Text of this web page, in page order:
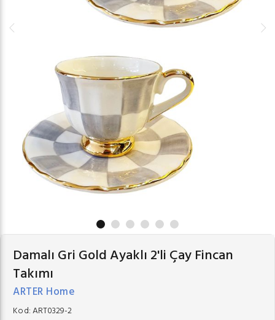
Damalı Gri Gold Ayaklı 2'li Çay Fincan
Takımı
ARTER Home
Kod:ART0329-2